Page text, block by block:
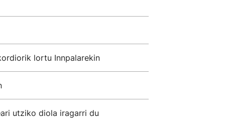
lortu Innpalarekin
utziko diola iragarri du